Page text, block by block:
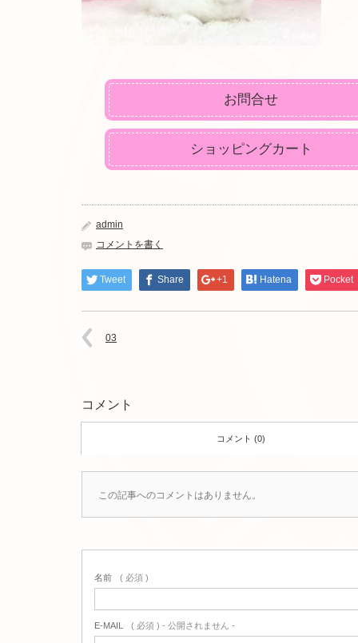
お問合せ
ショッピングカート
admin
コメントを書く
Tweet Share +1 Hatena Pocket
03
コメント
コメント (0)
この記事へのコメントはありません。
名前 ( 必須 )
E-MAIL ( 必須 ) - 公開されません -